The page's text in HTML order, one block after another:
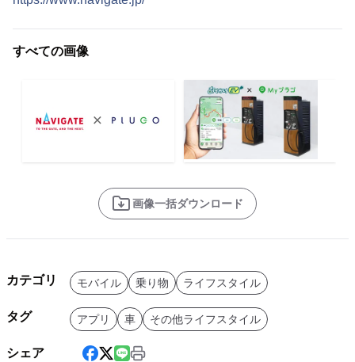
すべての画像
画像一括ダウンロード
カテゴリ モバイル 乗り物 ライフスタイル
タグ アプリ 車 その他ライフスタイル
シェア